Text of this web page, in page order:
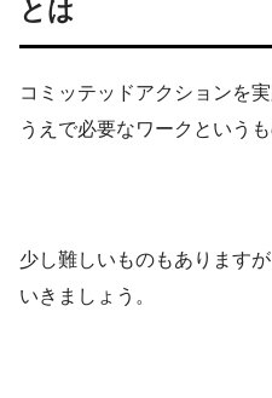
とは
コミッテッドアクションを
うえで必要なワークというも
少し難しいものもあります
いきましょう。